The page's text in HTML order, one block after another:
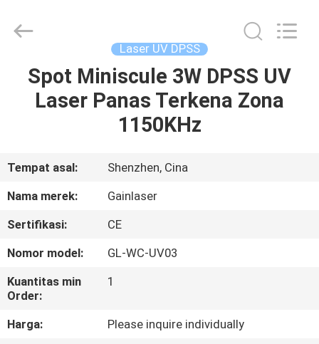
RUMAH
TENTANG
KAMI
TUR
PABRIK
KONTROL
KUALITAS
supplier.
Copyright
Shenzhen
Laser UV DPSS
Spot Miniscule 3W DPSS UV
Laser Panas Terkena Zona
1150KHz
Tempat asal:
Shenzhen, Cina
Nama merek:
Gainlaser
Sertifikasi:
CE
Nomor model:
GL-WC-UV03
Kuantitas min
Order:
1
Harga:
Please inquire individually